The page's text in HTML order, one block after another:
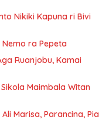
Nikiki Kapuna ri Bivi
ra Pepeta
Ruanjobu, Kamai
Maimbala Witan
Marisa, Parancina, Pia